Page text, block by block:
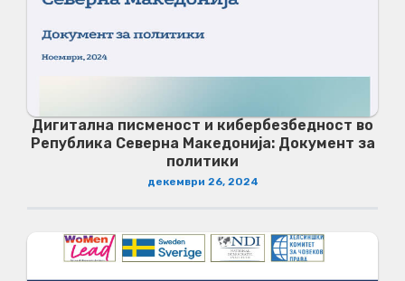
Дигитална писменост и кибербезбедност во
Република Северна Македонија: Документ за
политики
декември 26, 2024